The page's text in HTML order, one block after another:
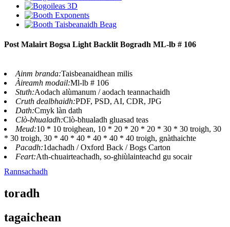
Post Malairt Bogsa Light Backlit Bogradh ML-lb # 106
Ainm branda:Taisbeanaidhean milis
Àireamh modail:Ml-lb # 106
Stuth:Aodach alùmanum / aodach teannachaidh
Cruth dealbhaidh:PDF, PSD, AI, CDR, JPG
Dath:Cmyk làn dath
Clò-bhualadh:Clò-bhualadh gluasad teas
Meud:10 * 10 troighean, 10 * 20 * 20 * 20 * 30 * 30 troigh, 30
* 30 troigh, 30 * 40 * 40 * 40 * 40 * 40 troigh, gnàthaichte
Pacadh:1dachadh / Oxford Back / Bogs Carton
Feart:Ath-chuairteachadh, so-ghiùlainteachd gu socair
Rannsachadh
toradh
tagaichean